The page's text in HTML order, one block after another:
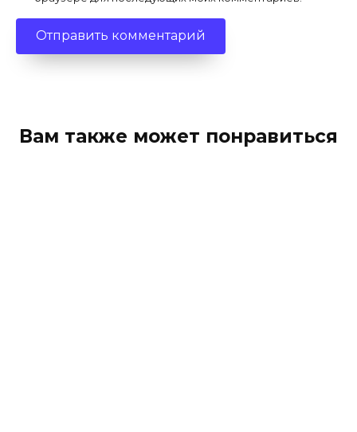
Вам также может понравиться